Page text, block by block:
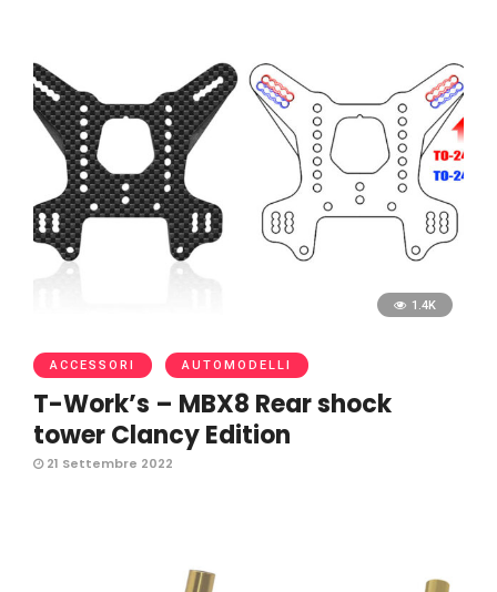
1.4K
ACCESSORI AUTOMODELLI
T-Work’s – MBX8 Rear shock
tower Clancy Edition
21 Settembre 2022